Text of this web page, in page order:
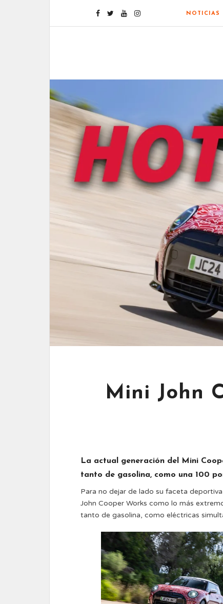
NOTICIAS
Mini John
La actual generación del Mini
tanto de gasolina, como una 100
Para no dejar de lado su faceta
John Cooper Works como lo más
tanto de gasolina, como eléctricas